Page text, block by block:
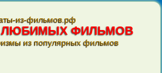
из-фильмов.рф
ЛЮБИМЫХ ФИЛЬМОВ
из популярных фильмов